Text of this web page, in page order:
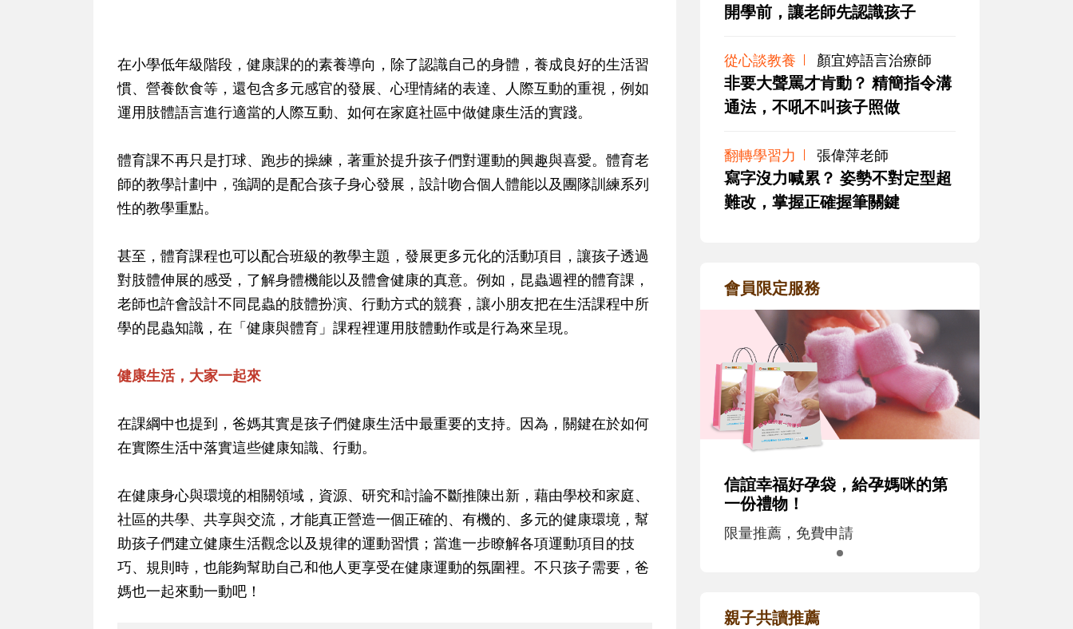
在小學低年級階段，健康課的的素養導向，除了認識自己的身體，養成良好的生活習
慣、營養飲食等，還包含多元感官的發展、心理情緒的表達、人際互動的重視，例如
運用肢體語言進行適當的人際互動、如何在家庭社區中做健康生活的實踐。
體育課不再只是打球、跑步的操練，著重於提升孩子們對運動的興趣與喜愛。體育老
師的教學計劃中，強調的是配合孩子身心發展，設計吻合個人體能以及團隊訓練系列
性的教學重點。
甚至，體育課程也可以配合班級的教學主題，發展更多元化的活動項目，讓孩子透過
對肢體伸展的感受，了解身體機能以及體會健康的真意。例如，昆蟲週裡的體育課，
老師也許會設計不同昆蟲的肢體扮演、行動方式的競賽，讓小朋友把在生活課程中所
學的昆蟲知識，在「健康與體育」課程裡運用肢體動作或是行為來呈現。
健康生活，大家一起來
在課綱中也提到，爸媽其實是孩子們健康生活中最重要的支持。因為，關鍵在於如何
在實際生活中落實這些健康知識、行動。
在健康身心與環境的相關領域，資源、研究和討論不斷推陳出新，藉由學校和家庭、
社區的共學、共享與交流，才能真正營造一個正確的、有機的、多元的健康環境，幫
助孩子們建立健康生活觀念以及規律的運動習慣；當進一步瞭解各項運動項目的技
巧、規則時，也能夠幫助自己和他人更享受在健康運動的氛圍裡。不只孩子需要，爸
媽也一起來動一動吧！
開學前，讓老師先認識孩子
從心談教養 顏宜婷語言治療師
非要大聲罵才肯動？ 精簡指令溝
通法，不吼不叫孩子照做
翻轉學習力 張偉萍老師
寫字沒力喊累？ 姿勢不對定型超
難改，掌握正確握筆關鍵
會員限定服務
信誼幸福好孕袋，給孕媽咪的第
一份禮物！
限量推薦，免費申請
親子共讀推薦